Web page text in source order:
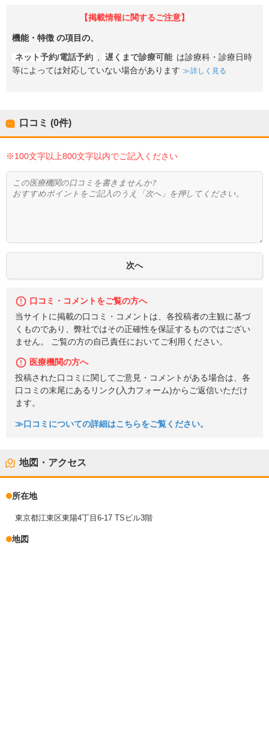
【掲載情報に関するご注意】
機能・特徴 の項目の、
ネット予約/電話予約 遅くまで診療可能 は診療科・診療日時
等によっては対応していない場合があります
詳しく見る
口コミ (0件)
※100文字以上800文字以内でご記入ください
口コミ・コメントをご覧の方へ
当サイトに掲載の口コミ・コメントは、各投稿者の主観に基づ
くものであり、弊社ではその正確性を保証するものではござい
ません。 ご覧の方の自己責任においてご利用ください。
医療機関の方へ
投稿された口コミに関してご意見・コメントがある場合は、各
口コミの末尾にあるリンク(入力フォーム)からご返信いただけ
ます。
≫口コミについての詳細はこちらをご覧ください。
地図・アクセス
所在地
東京都江東区東陽4丁目6-17 TSビル3階
地図